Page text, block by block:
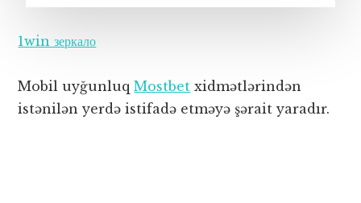
1win зеркало
Mobil uyğunluqMostbet xidmətlərindən
istənilən yerdə istifadə etməyə şərait yaradır.